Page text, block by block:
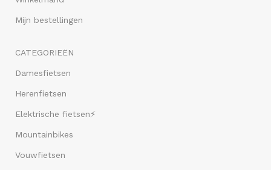
Mijn bestellingen
CATEGORIEËN
Damesfietsen
Herenfietsen
Elektrische fietsen⚡
Mountainbikes
Vouwfietsen